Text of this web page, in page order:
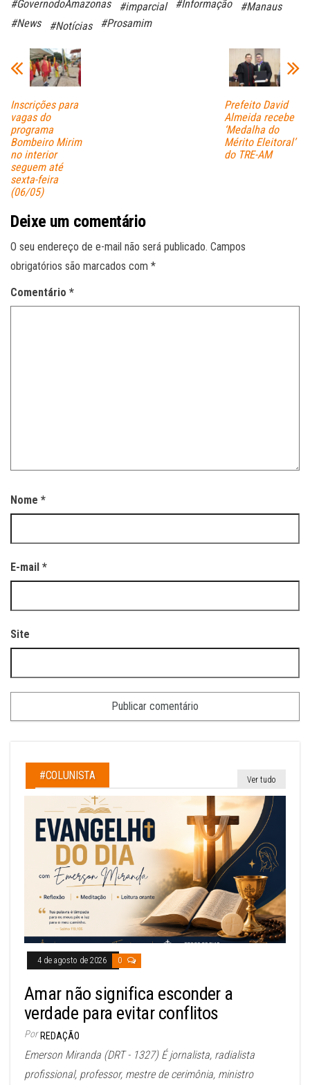
ok A
#GovernodoAmazonas #imparcial #Informação
#Manaus
#News
#Notícias #Prosamim
Inscrições para
vagas do
programa
Bombeiro Mirim
no interior
seguem até
sexta-feira
(06/05)
Prefeito David
Almeida recebe
‘Medalha do
Mérito Eleitoral’
do TRE-AM
Deixe um comentário
O seu endereço de e-mail não será publicado. Campos
obrigatórios são marcados com *
Comentário *
Nome *
E-mail *
Site
#COLUNISTA Ver tudo
4 de agosto de 2026 0
Amar não significa esconder a
verdade para evitar conflitos
Por REDAÇÃO
Emerson Miranda (DRT - 1327) É jornalista, radialista
profissional, professor, mestre de cerimônia, ministro